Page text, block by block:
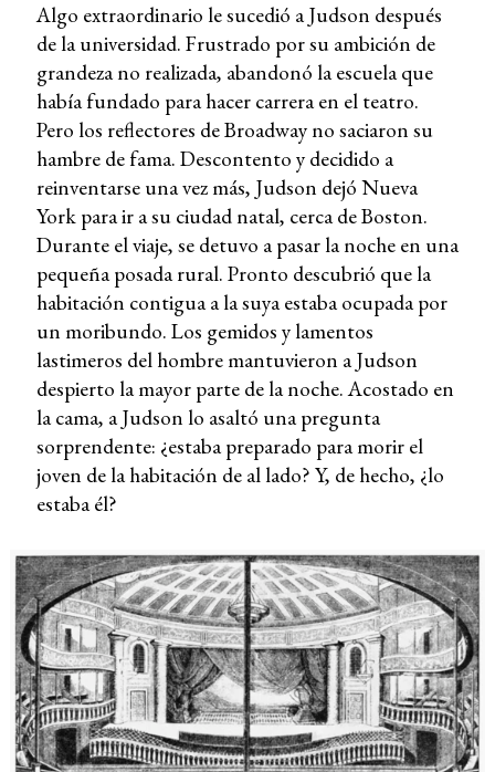
Algo extraordinario le sucedió a Judson después
de la universidad. Frustrado por su ambición de
grandeza no realizada, abandonó la escuela que
había fundado para hacer carrera en el teatro.
Pero los reflectores de Broadway no saciaron su
hambre de fama. Descontento y decidido a
reinventarse una vez más, Judson dejó Nueva
York para ir a su ciudad natal, cerca de Boston.
Durante el viaje, se detuvo a pasar la noche en una
pequeña posada rural. Pronto descubrió que la
habitación contigua a la suya estaba ocupada por
un moribundo. Los gemidos y lamentos
lastimeros del hombre mantuvieron a Judson
despierto la mayor parte de la noche. Acostado en
la cama, a Judson lo asaltó una pregunta
sorprendente: ¿estaba preparado para morir el
joven de la habitación de al lado? Y, de hecho, ¿lo
estaba él?